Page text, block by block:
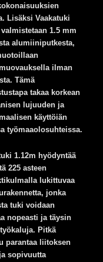
Lisäksi Vaakatuki
1.5 mm
alumiiniputkesta,
ilman
Tämä
takaa korkean
lujuuden ja
käyttöiän
työmaaolosuhteissa.
1.12m hyödyntää
225 asteen
lukittuvaa
jonka
tuki voidaan
nopeasti ja täysin
Pitkä
parantaa liitoksen
sopivuutta